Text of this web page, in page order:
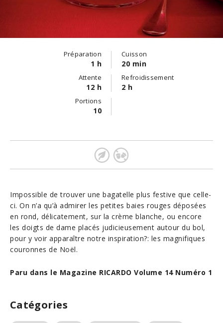
Préparation
1 h
Cuisson
20 min
Attente
12 h
Refroidissement
2 h
Portions
10
Impossible de trouver une bagatelle plus festive que celle-
ci. On n’a qu’à admirer les petites baies rouges déposées
en rond, délicatement, sur la crème blanche, ou encore
les doigts de dame placés judicieusement autour du bol,
pour y voir apparaître notre inspiration?: les magnifiques
couronnes de Noël.
Paru dans le Magazine RICARDO Volume 14 Numéro 1
Catégories